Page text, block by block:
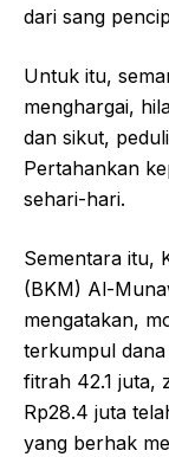
dari sang
Untuk itu,
menghargai,
dan sikut,
Pertahankan
sehari-hari.
Sementara itu,
(BKM) Al-
mengatakan,
terkumpul dana
fitrah 42.1 juta,
Rp28.4 juta
yang berhak